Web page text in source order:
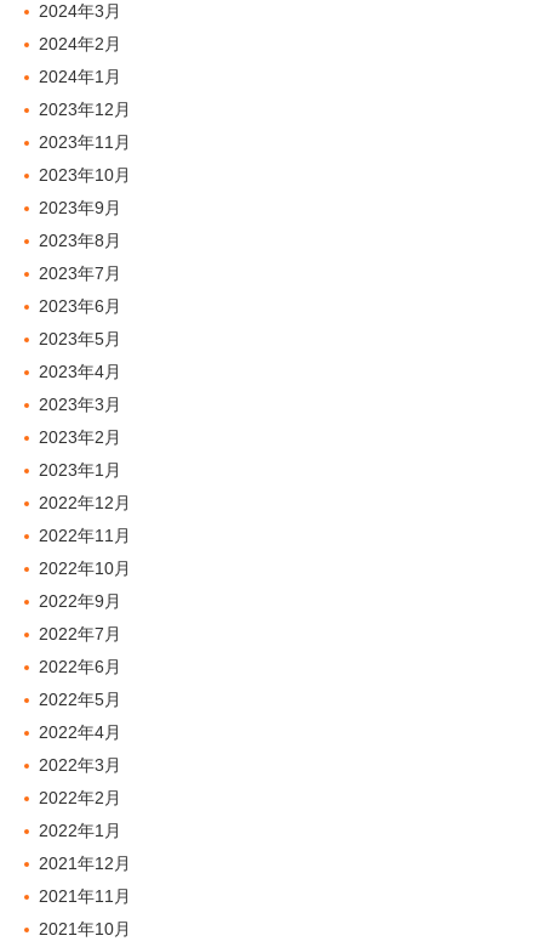
2024年3月
2024年2月
2024年1月
2023年12月
2023年11月
2023年10月
2023年9月
2023年8月
2023年7月
2023年6月
2023年5月
2023年4月
2023年3月
2023年2月
2023年1月
2022年12月
2022年11月
2022年10月
2022年9月
2022年7月
2022年6月
2022年5月
2022年4月
2022年3月
2022年2月
2022年1月
2021年12月
2021年11月
2021年10月